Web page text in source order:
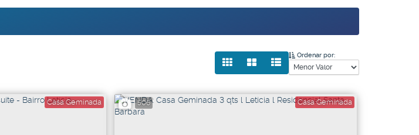
Ordenar por:
Casa Geminada 506 Casa Geminada